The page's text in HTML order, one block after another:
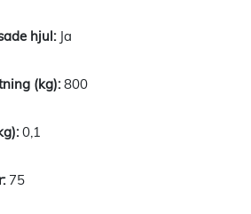
Ja
800
0,1
75